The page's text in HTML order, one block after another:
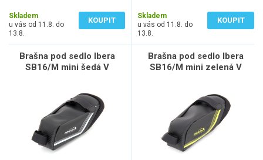
Skladem
u vás od 11.8. do
13.8.
KOUPIT
Skladem
u vás od 11.8. do
13.8.
KOUPIT
Brašna pod sedlo Ibera
SB16/M mini šedá V
Brašna pod sedlo Ibera
SB16/M mini zelená V